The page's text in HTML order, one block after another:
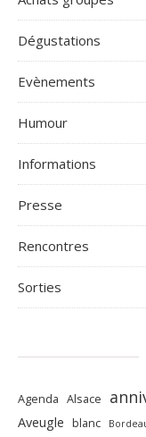
Dégustations
Evènements
Humour
Informations
Presse
Rencontres
Sorties
Agenda Alsace
Aveugle blanc